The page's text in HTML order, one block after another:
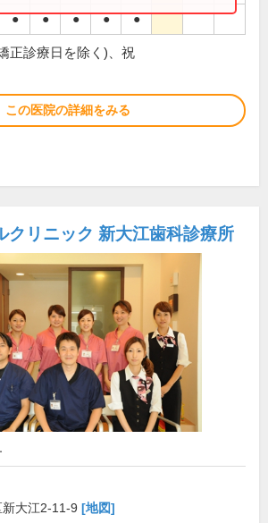
● ● ● ● ●
正診療日を除く)、祝
この医院の詳細をみる
クリニック 新大江歯科診療所
大江2-11-9 [地図]